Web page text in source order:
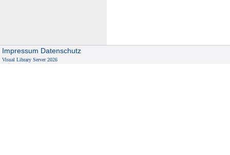
Impressum Datenschutz
Visual Library Server 2026